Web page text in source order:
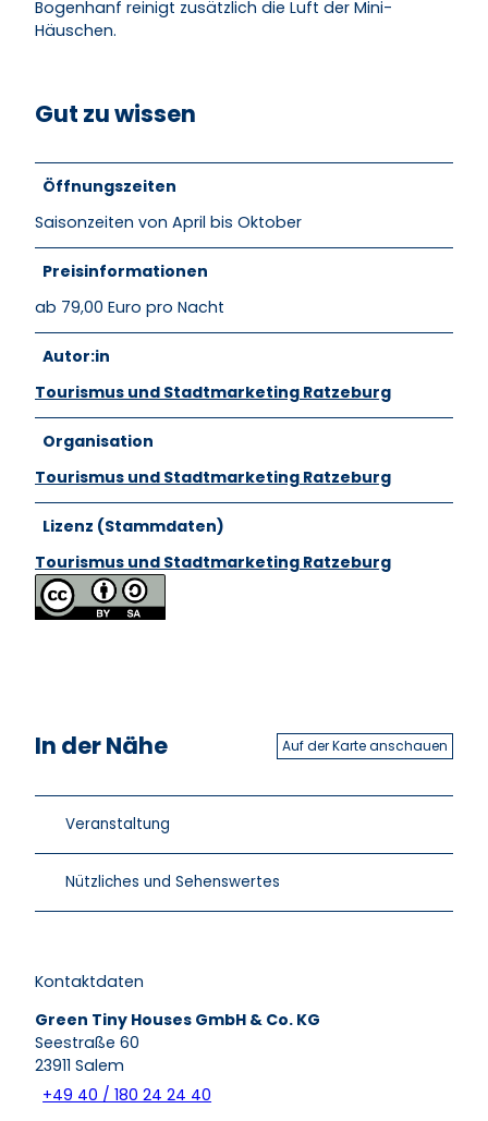
Bogenhanf reinigt zusätzlich die Luft der Mini-
Häuschen.
Gut zu wissen
Öffnungszeiten
Saisonzeiten von April bis Oktober
Preisinformationen
ab 79,00 Euro pro Nacht
Autor:in
Tourismus und Stadtmarketing Ratzeburg
Organisation
Tourismus und Stadtmarketing Ratzeburg
Lizenz (Stammdaten)
Tourismus und Stadtmarketing Ratzeburg
In der Nähe Auf der Karte anschauen
Veranstaltung
Nützliches und Sehenswertes
Kontaktdaten
Green Tiny Houses GmbH & Co. KG
Seestraße 60
23911 Salem
+49 40 / 180 24 24 40